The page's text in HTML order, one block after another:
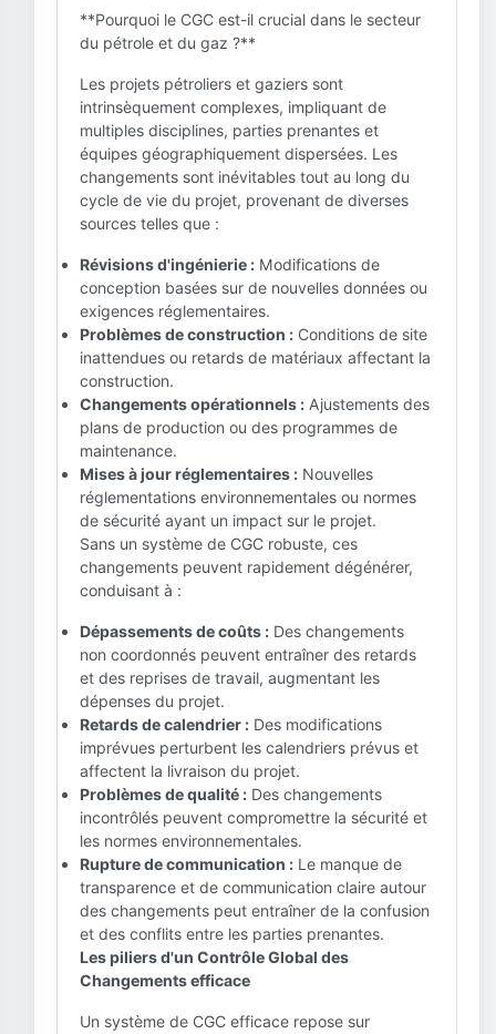
**Pourquoi le CGC est-il crucial dans le secteur
du pétrole et du gaz ?**
Les projets pétroliers et gaziers sont
intrinsèquement complexes, impliquant de
multiples disciplines, parties prenantes et
équipes géographiquement dispersées. Les
changements sont inévitables tout au long du
cycle de vie du projet, provenant de diverses
sources telles que :
Révisions d'ingénierie : Modifications de
conception basées sur de nouvelles données ou
exigences réglementaires.
Problèmes de construction : Conditions de site
inattendues ou retards de matériaux affectant la
construction.
Changements opérationnels : Ajustements des
plans de production ou des programmes de
maintenance.
Mises à jour réglementaires : Nouvelles
réglementations environnementales ou normes
de sécurité ayant un impact sur le projet.
Sans un système de CGC robuste, ces
changements peuvent rapidement dégénérer,
conduisant à :
Dépassements de coûts : Des changements
non coordonnés peuvent entraîner des retards
et des reprises de travail, augmentant les
dépenses du projet.
Retards de calendrier : Des modifications
imprévues perturbent les calendriers prévus et
affectent la livraison du projet.
Problèmes de qualité : Des changements
incontrôlés peuvent compromettre la sécurité et
les normes environnementales.
Rupture de communication : Le manque de
transparence et de communication claire autour
des changements peut entraîner de la confusion
et des conflits entre les parties prenantes.
Les piliers d'un Contrôle Global des
Changements efficace
Un système de CGC efficace repose sur